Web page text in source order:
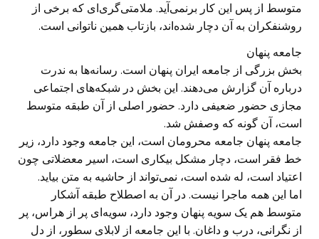
متوسط از پس این کار برنمی‌آید. ملامتی‌گری‌ای که برخی از
روشنفکران به آن دچار شده‌اند، بازتاب همین ناتوانی است.
جامعه پنهان
بخش بزرگی از جامعه ایران پنهان است. رسانه‌ها به ندرت
درباره آن گزارش می‌دهند. این بخش در شبکه‌های اجتماعی
مجازی حضور ضعیفی دارد. حضور اصلی از آن طبقه متوسط
است، آن گونه که وصفش شد.
جامعه پنهان جامعه محرومان است، این جامعه وجود دارد، زیر
خط فقر است، دچار مشکل بیکاری است، اسیر معضلاتی چون
اعتیاد است، له شده است، نمی‌تواند از حاشیه به متن بیاید.
اما این همه ماجرا نیست. در آن به اصطلاح طبقه آشکار
متوسط هم یک سویه پنهان وجود دارد، سویه‌ای پر از هراس، پر
از نگرانی، درب و داغان. با این جامعه از لابلای سطور، از دل